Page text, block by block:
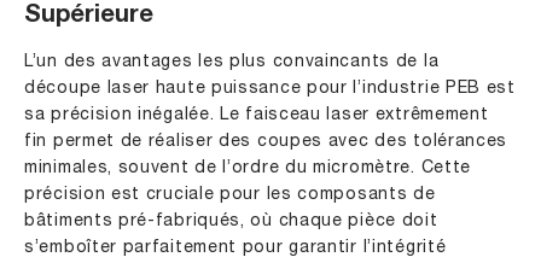
Supérieure
L’un des avantages les plus convaincants de la
découpe laser haute puissance pour l’industrie PEB est
sa précision inégalée. Le faisceau laser extrêmement
fin permet de réaliser des coupes avec des tolérances
minimales, souvent de l’ordre du micromètre. Cette
précision est cruciale pour les composants de
bâtiments pré-fabriqués, où chaque pièce doit
s’emboîter parfaitement pour garantir l’intégrité